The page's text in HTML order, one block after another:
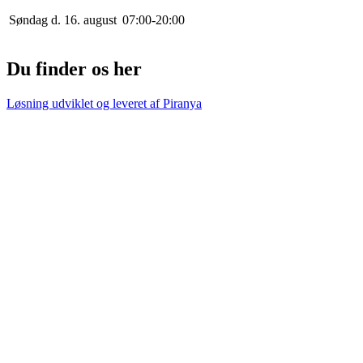
Søndag d. 16. august 07:00-20:00
Du finder os her
Løsning udviklet og leveret afPiranya